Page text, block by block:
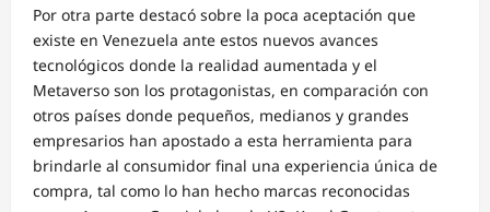
Por otra parte destacó sobre la poca aceptación que
existe en Venezuela ante estos nuevos avances
tecnológicos donde la realidad aumentada y el
Metaverso son los protagonistas, en comparación con
otros países donde pequeños, medianos y grandes
empresarios han apostado a esta herramienta para
brindarle al consumidor final una experiencia única de
compra, tal como lo han hecho marcas reconocidas